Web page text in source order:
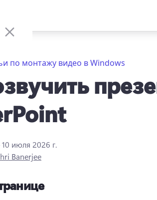
по монтажу видео в Windows
10 июля 2026 г.
Banerjee